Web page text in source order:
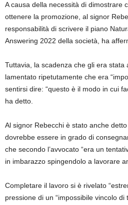
A causa della necessità di dimostrare
ottenere la promozione, al signor
responsabilità di scrivere il piano
Answering 2022 della società, ha
Tuttavia, la scadenza che gli era
lamentato ripetutamente che era
sentirsi dire: “questo è il modo in cui
ha detto.
Al signor Rebecchi è stato anche
dovrebbe essere in grado di
che secondo l’avvocato “era un
in imbarazzo spingendolo a lavorare
Completare il lavoro si è rivelato
pressione di un “impossibile vincolo di